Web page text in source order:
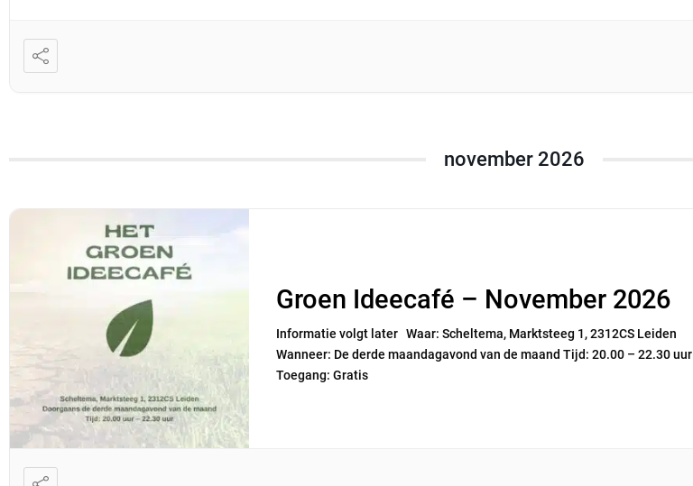
november 2026
Groen Ideecafé – November 2026
Informatie volgt later Waar: Scheltema, Marktsteeg 1, 2312CS Leiden
Wanneer: De derde maandagavond van de maand Tijd: 20.00 – 22.30 uur
Toegang: Gratis